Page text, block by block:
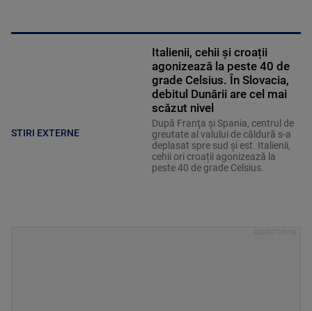
STIRI EXTERNE
Italienii, cehii și croații
agonizează la peste 40 de
grade Celsius. În Slovacia,
debitul Dunării are cel mai
scăzut nivel
După Franţa şi Spania, centrul de
greutate al valului de căldură s-a
deplasat spre sud şi est. Italienii,
cehii ori croații agonizează la
peste 40 de grade Celsius.